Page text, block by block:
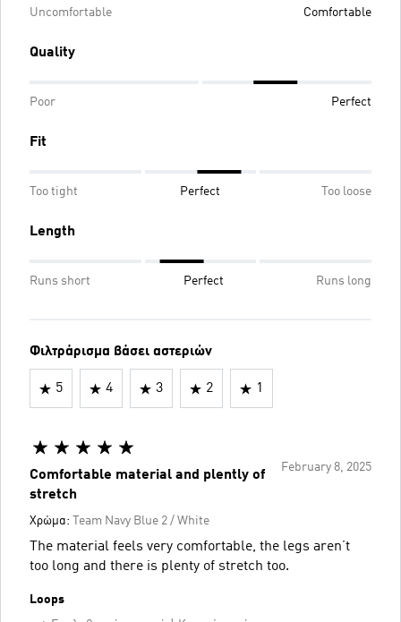
Uncomfortable Comfortable
Quality
Poor Perfect
Fit
Too tight Perfect Too loose
Length
Runs short Perfect Runs long
Φιλτράρισμα βάσει αστεριών
5 4 3 2 1
February 8, 2025
Comfortable material and plently of
stretch
Χρώμα: Team Navy Blue 2 / White
The material feels very comfortable, the legs aren’t
too long and there is plenty of stretch too.
Loops